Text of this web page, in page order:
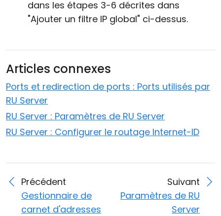
dans les étapes 3-6 décrites dans
"Ajouter un filtre IP global" ci-dessus.
Articles connexes
Ports et redirection de ports : Ports utilisés par
RU Server
RU Server : Paramètres de RU Server
RU Server : Configurer le routage Internet-ID
Précédent
Gestionnaire de
carnet d'adresses
Suivant
Paramètres de RU
Server